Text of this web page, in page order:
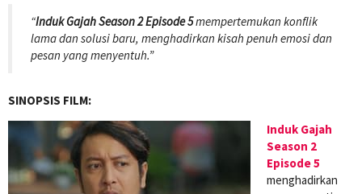
“Induk Gajah Season 2 Episode 5mempertemukan konflik
lama dan solusi baru, menghadirkan kisah penuh emosi dan
pesan yang menyentuh.”
SINOPSIS FILM:
Induk Gajah
Season 2
Episode 5
menghadirkan